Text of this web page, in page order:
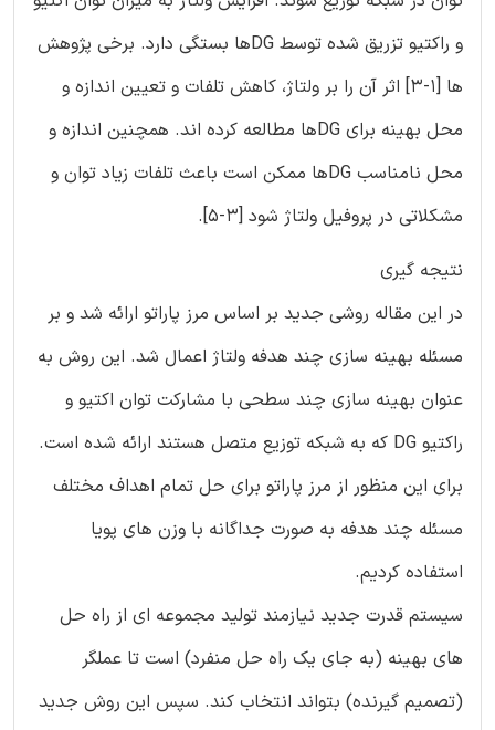
و راکتیو تزریق شده توسط DGها بستگی دارد. برخی پژوهش
ها [1-3] اثر آن را بر ولتاژ، کاهش تلفات و تعیین اندازه و
محل بهینه برای DGها مطالعه کرده اند. همچنین اندازه و
محل نامناسب DGها ممکن است باعث تلفات زیاد توان و
مشکلاتی در پروفیل ولتاژ شود [3-5].
نتیجه گیری
در این مقاله روشی جدید بر اساس مرز پاراتو ارائه شد و بر
مسئله بهینه سازی چند هدفه ولتاژ اعمال شد. این روش به
عنوان بهینه سازی چند سطحی با مشارکت توان اکتیو و
راکتیو DG که به شبکه توزیع متصل هستند ارائه شده است.
برای این منظور از مرز پاراتو برای حل تمام اهداف مختلف
مسئله چند هدفه به صورت جداگانه با وزن های پویا
استفاده کردیم.
سیستم قدرت جدید نیازمند تولید مجموعه ای از راه حل
های بهینه (به جای یک راه حل منفرد) است تا عملگر
(تصمیم گیرنده) بتواند انتخاب کند. سپس این روش جدید